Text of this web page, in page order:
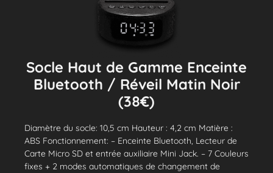
Socle Haut de Gamme Enceinte
Bluetooth / Réveil Matin Noir
(38€)
Diamètre du socle: 10,5 cm Hauteur : 4,2 cm Matière :
ABS Fonctionnement: – Enceinte Bluetooth, Lecteur de
Carte Micro SD et entrée auxiliaire Mini Jack. – 7 Couleurs
fixes + 2 modes automatiques de changement de